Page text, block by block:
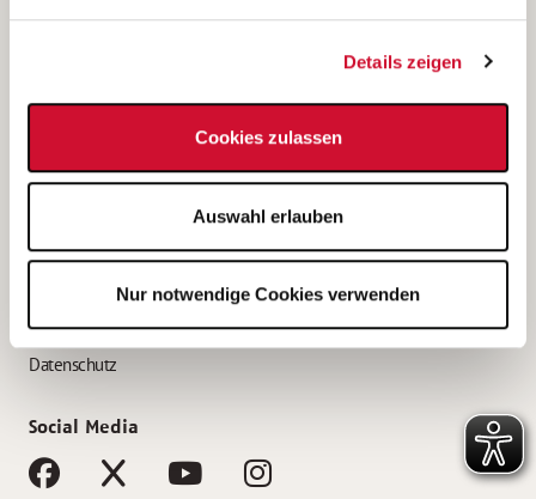
Details zeigen
Cookies zulassen
Auswahl erlauben
Nur notwendige Cookies verwenden
Bewerbung als Altenpflegehelfer*in
Bewerbung als Erzieher*in
AWO Gliederungen nach Bundesland
Impressum
Datenschutz
Social Media